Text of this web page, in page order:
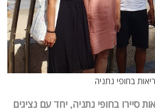
בחופי נתניה
סיירו בחופי נתניה, יחד עם נציגים